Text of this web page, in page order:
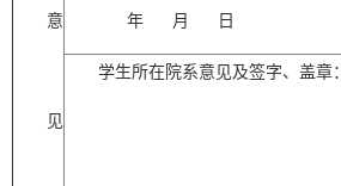
意
见
年 月 日
学生所在院系意见及签字、盖章：